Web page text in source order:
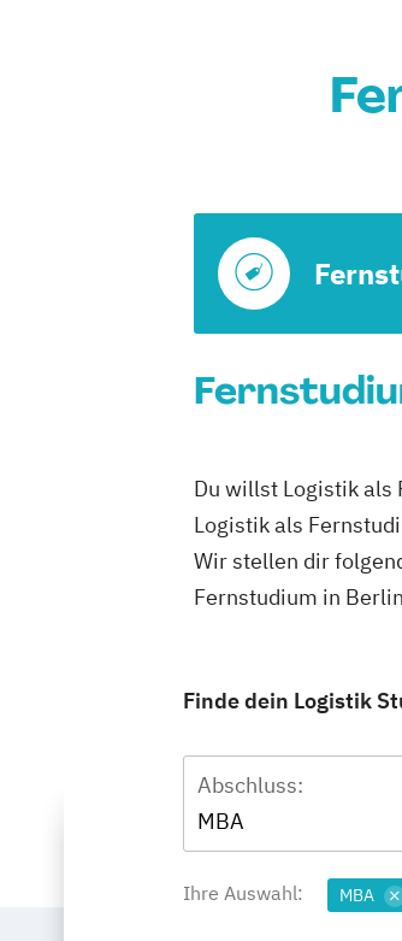
Du willst Logistik als
Logistik als
Wir stellen dir
Fernstudium in
Finde dein Logistik
Abschluss:
MBA
Ihre Auswahl: MBA